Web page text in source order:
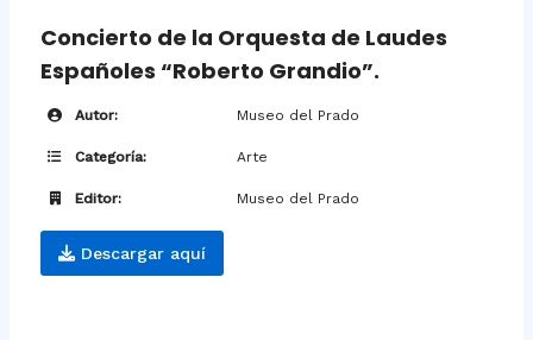
Concierto de la Orquesta de Laudes
Españoles “Roberto Grandio”.
Autor: Museo del Prado
Categoría: Arte
Editor: Museo del Prado
Descargar aquí